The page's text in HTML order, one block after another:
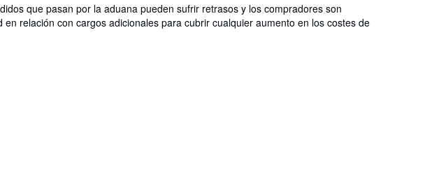
que pasan por la aduana pueden sufrir retrasos y los compradores son
relación con cargos adicionales para cubrir cualquier aumento en los costes de